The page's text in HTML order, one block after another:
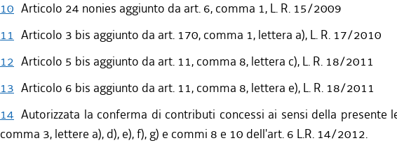
10 Articolo 24 nonies aggiunto da art. 6, comma 1, L. R. 15/2009
11 Articolo 3 bis aggiunto da art. 170, comma 1, lettera a), L. R. 17/2010
12 Articolo 5 bis aggiunto da art. 11, comma 8, lettera c), L. R. 18/2011
13 Articolo 6 bis aggiunto da art. 11, comma 8, lettera e), L. R. 18/2011
14 Autorizzata la conferma di contributi concessi ai sensi della presente
comma 3, lettere a), d), e), f), g) e commi 8 e 10 dell'art. 6 L.R. 14/2012.